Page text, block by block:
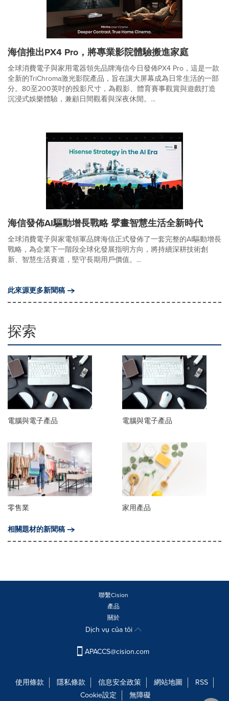
海信推出PX4 Pro，將專業影院體驗搬進家庭
全球消費電子與家用電器領先品牌海信今日發佈PX4 Pro，這是一款
全新的TriChroma激光影院產品，旨在讓大屏幕成為日常生活的一部
分。80至200英吋的投影尺寸，為觀影、體育賽事觀賞與遊戲打造
沉浸式娛樂體驗，兼顧日間觀看與深夜休閒。...
海信發佈AI驅動增長戰略 擘畫智慧生活全新時代
全球消費電子與家電領軍品牌海信正式發佈了一套完整的AI驅動增長
戰略，為企業下一階段全球化發展指明方向，將持續深耕技術創
新、智慧生活賽道，堅守長期用戶價值。...
此來源更多新聞稿
探索
電腦與電子產品 電腦與電子產品
零售業
家用產品
相關題材的新聞稿
聯繫Cision
產品
關於
Dịch vụ của tôi
APACCS@cision.com
使用條款 隱私條款 信息安全政策 網站地圖
RSS
Cookie設定
無障礙